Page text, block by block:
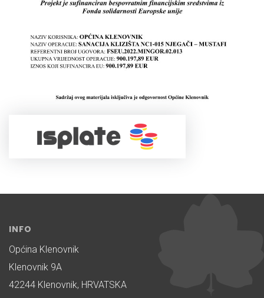
INFO
Općina Klenovnik
Klenovnik 9A
42244 Klenovnik, HRVATSKA